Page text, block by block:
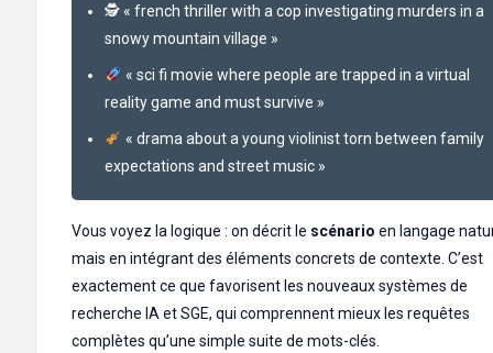
🕵️ « french thriller with a cop investigating murders in a
snowy mountain village »
« sci fi movie where people are trapped in a virtual
reality game and must survive »
« drama about a young violinist torn between family
expectations and street music »
Vous voyez la logique : on décrit le scénario en langage
mais en intégrant des éléments concrets de contexte. C’est
exactement ce que favorisent les nouveaux systèmes de
recherche IA et SGE, qui comprennent mieux les requêtes
complètes qu’une simple suite de mots-clés.